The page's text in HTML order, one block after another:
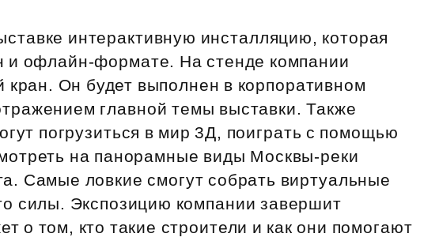
интерактивную инсталляцию, которая
и офлайн‑формате. На стенде компании
кран. Он будет выполнен в корпоративном
главной темы выставки. Также
погрузиться в мир 3Д, поиграть с помощью
на панорамные виды Москвы‑реки
Самые ловкие смогут собрать виртуальные
силы. Экспозицию компании завершит
о том, кто такие строители и как они помогают